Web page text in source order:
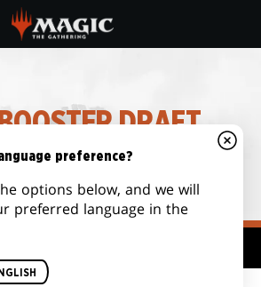
DRAFT
FORMAT
preference?
options below, and we will
preferred language in the